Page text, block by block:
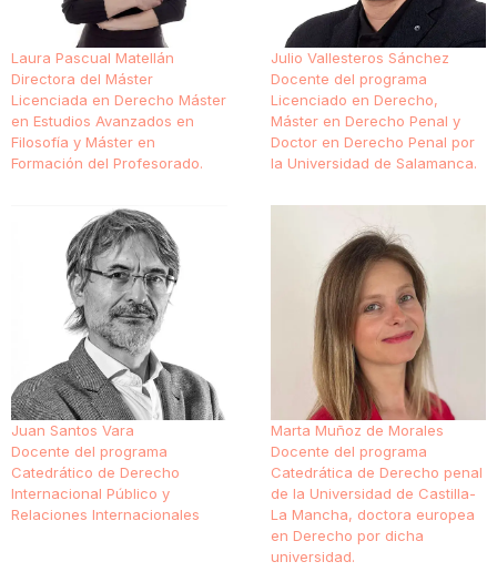
Laura Pascual Matellán
Directora del Máster
Licenciada en Derecho Máster
en Estudios Avanzados en
Filosofía y Máster en
Formación del Profesorado.
Julio Vallesteros Sánchez
Docente del programa
Licenciado en Derecho,
Máster en Derecho Penal y
Doctor en Derecho Penal por
la Universidad de Salamanca.
Juan Santos Vara
Docente del programa
Catedrático de Derecho
Internacional Público y
Relaciones Internacionales
Marta Muñoz de Morales
Docente del programa
Catedrática de Derecho penal
de la Universidad de Castilla-
La Mancha, doctora europea
en Derecho por dicha
universidad.